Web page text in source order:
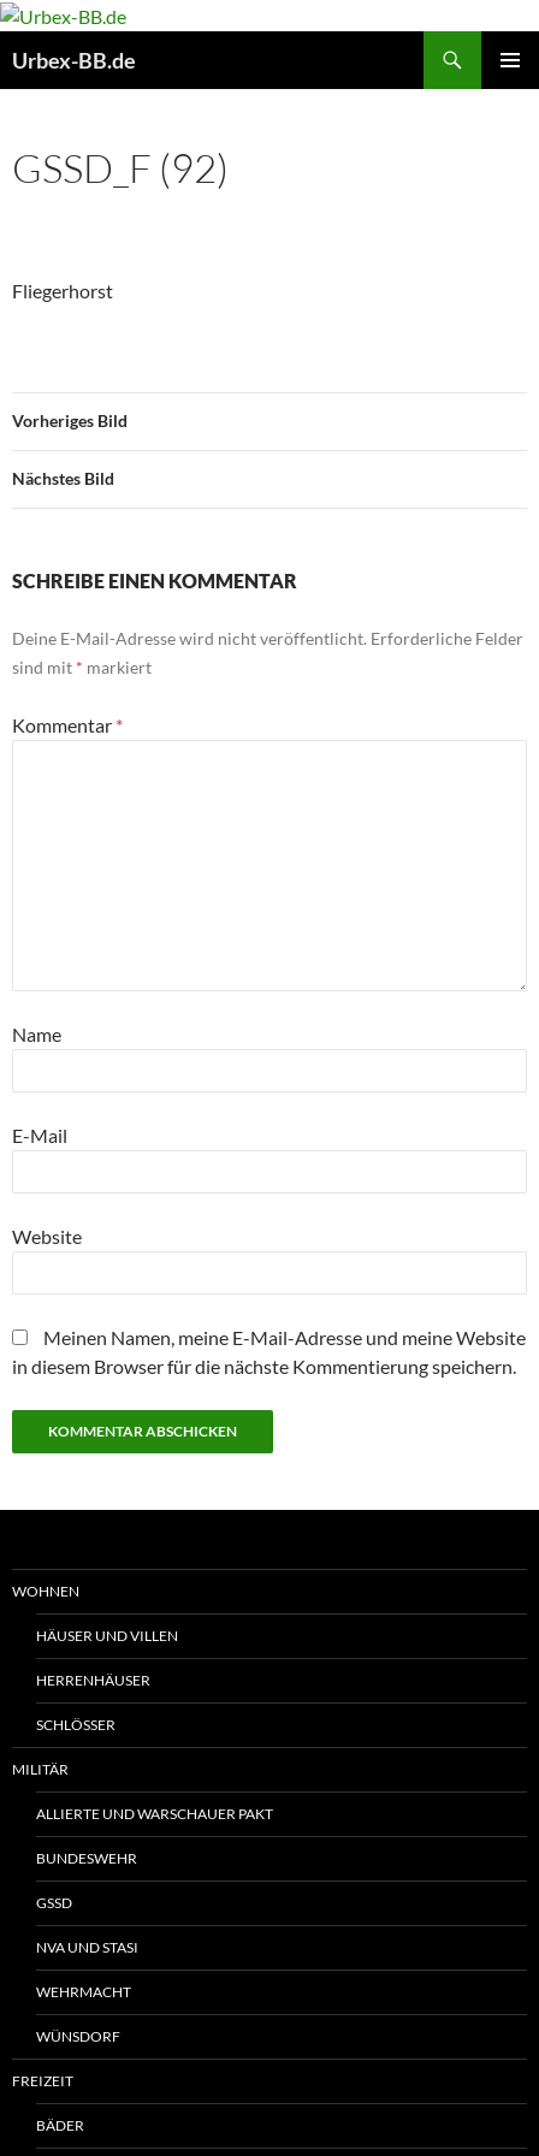
Urbex-BB.de
GSSD_F (92)
Fliegerhorst
Vorheriges Bild
Nächstes Bild
SCHREIBE EINEN KOMMENTAR
Deine E-Mail-Adresse wird nicht veröffentlicht. Erforderliche Felder
sind mit * markiert
Kommentar *
Name
E-Mail
Website
Meinen Namen, meine E-Mail-Adresse und meine Website
in diesem Browser für die nächste Kommentierung speichern.
WOHNEN
HÄUSER UND VILLEN
HERRENHÄUSER
SCHLÖSSER
MILITÄR
ALLIERTE UND WARSCHAUER PAKT
BUNDESWEHR
GSSD
NVA UND STASI
WEHRMACHT
WÜNSDORF
FREIZEIT
BÄDER